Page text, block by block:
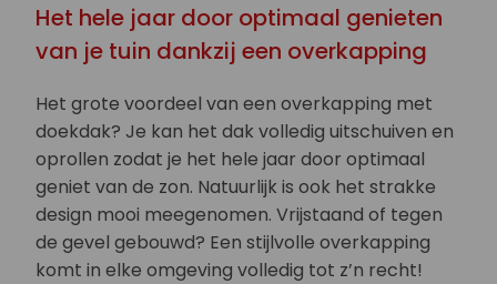
Het hele jaar door optimaal genieten
van je tuin dankzij een overkapping
Het grote voordeel van een overkapping met
doekdak? Je kan het dak volledig uitschuiven en
oprollen zodat je het hele jaar door optimaal
geniet van de zon. Natuurlijk is ook het strakke
design mooi meegenomen. Vrijstaand of tegen
de gevel gebouwd? Een stijlvolle overkapping
komt in elke omgeving volledig tot z’n recht!